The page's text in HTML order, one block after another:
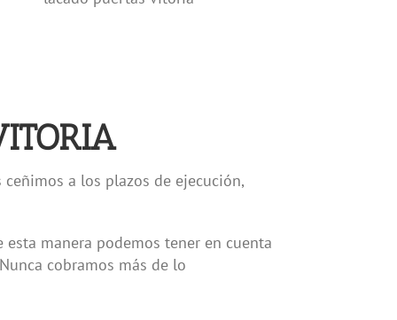
a los plazos de ejecución,
manera podemos tener en cuenta
cobramos más de lo